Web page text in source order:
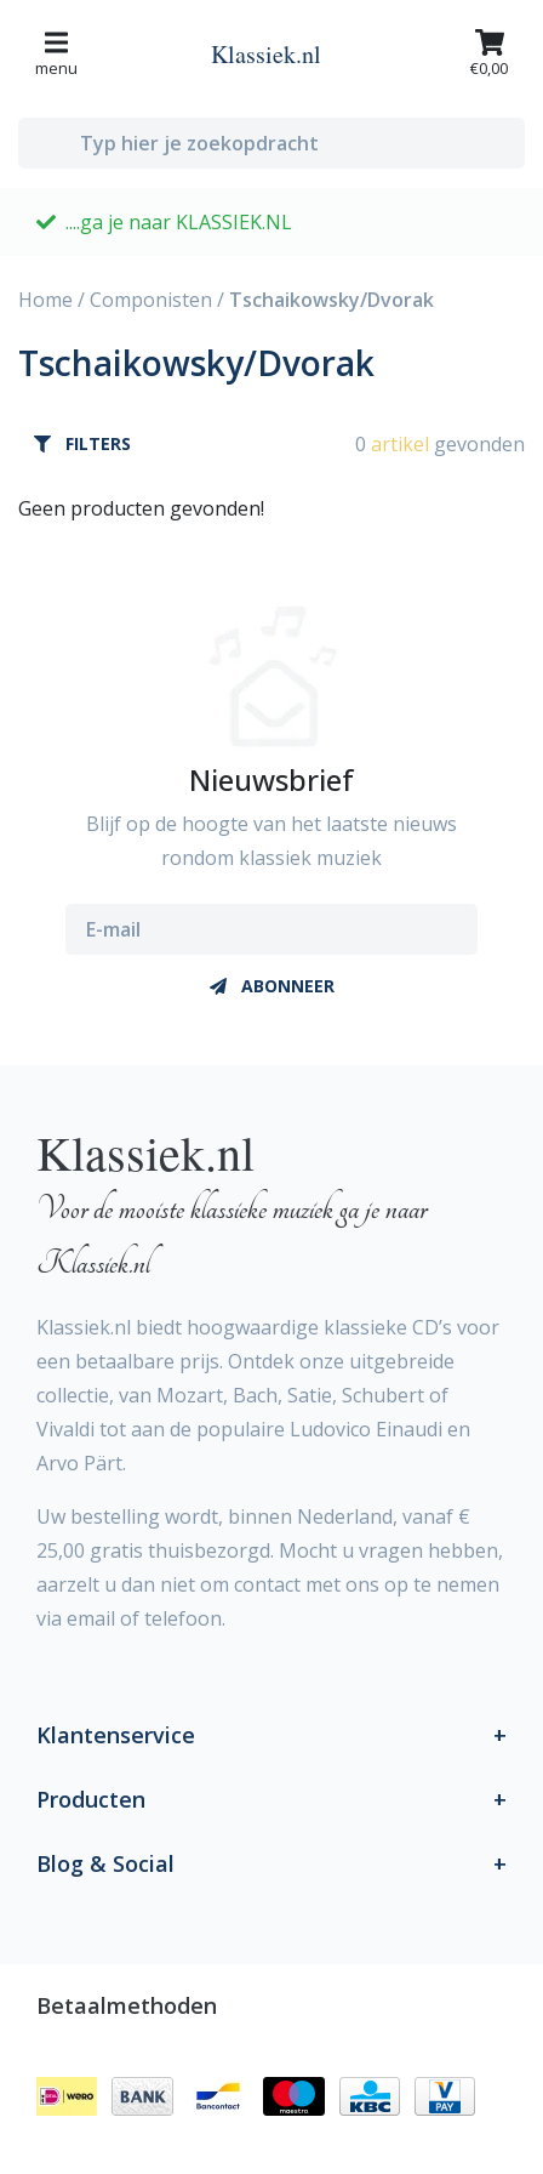
menu Klassiek.nl €0,00
....ga je naar KLASSIEK.NL
Home /Componisten / Tschaikowsky/Dvorak
Tschaikowsky/Dvorak
FILTERS 0 artikel gevonden
Geen producten gevonden!
Nieuwsbrief
Blijf op de hoogte van het laatste nieuws
rondom klassiek muziek
ABONNEER
Klassiek.nl
Voor de mooiste klassieke muziek ga je naar
Klassiek.nl
Klassiek.nl biedt hoogwaardige klassieke CD’s voor
een betaalbare prijs. Ontdek onze uitgebreide
collectie, van Mozart, Bach, Satie, Schubert of
Vivaldi tot aan de populaire Ludovico Einaudi en
Arvo Pärt.
Uw bestelling wordt, binnen Nederland, vanaf €
25,00 gratis thuisbezorgd. Mocht u vragen hebben,
aarzelt u dan niet om contact met ons op te nemen
via email of telefoon.
Klantenservice
Producten
Blog & Social
Betaalmethoden